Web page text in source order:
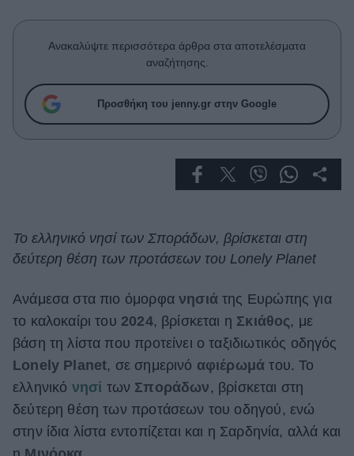
Celebrities
Συνεντεύξεις
True Stories
Ask the Guru
Success Stories
Deco
Green
Αφιερώματα
ΒΟΞ
Ανακαλύψτε περισσότερα άρθρα στα αποτελέσματα
αναζήτησης.
Προσθήκη του jenny.gr στην Google
To ελληνικό νησί των Σποράδων, βρίσκεται στη
δεύτερη θέση των προτάσεων του Lonely Planet
Ανάμεσα στα πιο όμορφανησιάτης Ευρώπης για
το καλοκαίρι του 2024, βρίσκεται η Σκιάθος, με
βάση τη λίστα που προτείνει ο ταξιδιωτικός οδηγός
Lonely Planet, σε σημερινό αφιέρωμάτου. To
ελληνικό νησί των Σποράδων , βρίσκεται στη
δεύτερη θέση των προτάσεων του οδηγού, ενώ
στην ίδια λίστα εντοπίζεται και η Σαρδηνία, αλλά και